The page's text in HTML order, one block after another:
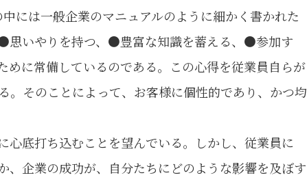
には一般企業のマニュアルのように細かく書かれた
いやりを持つ、●豊富な知識を蓄える、●参加す
に常備しているのである。この心得を従業員自らが
そのことによって、お客様に個性的であり、かつ均
底打ち込むことを望んでいる。しかし、従業員に
企業の成功が、自分たちにどのような影響を及ぼす